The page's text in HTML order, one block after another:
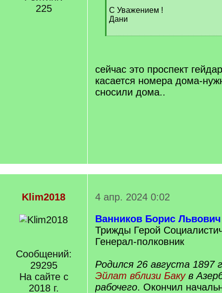
225
С Уважением !
Дани
[
]
сейчас это проспект
касается номера дома-
сносили дома..
Klim2018
Сообщений:
29295
На сайте с
2018 г.
4 апр. 2024 0:02
Ванников Борис Львович
Трижды Герой
Генерал-полковник
Родился 26 августа 1897
Эйлат вблизи Бакув
рабочего. Окончил